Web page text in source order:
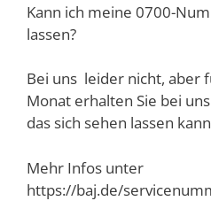
Kann ich meine 0700-
lassen?
Bei uns leider nicht, aber
Monat erhalten Sie bei
das sich sehen lassen
Mehr Infos unter
https://baj.de/